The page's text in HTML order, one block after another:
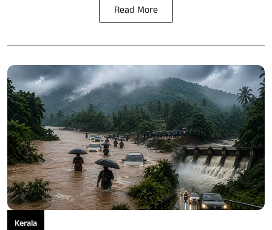
Read More
Kerala